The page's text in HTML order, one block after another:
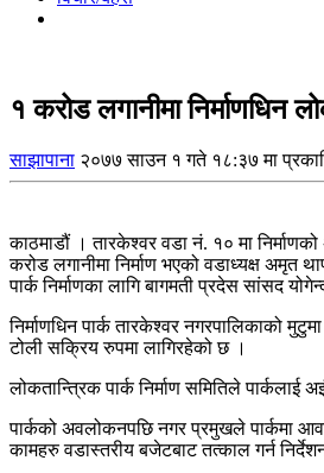
१ करोड लगानीमा निर्माणधिन
साझापाना २०७७ साउन १ गते १८:३७ मा
काठमाडौं । तारकेश्वर वडा नं. १० मा
करोड लगानीमा निर्माण भएको वडाध्यक्ष अमृत
पार्क निर्माणका लागि बागमती प्रदेस सांसद
निर्माणधिन पार्क तारकेश्वर नगरपालिकाको
टोली सक्रिय रुपमा लागिरहेको छ ।
लोकतान्त्रिक पार्क निर्माण समितिले
पार्कको अवलोकनपछि नगर प्रमुखले पार्कमा
कामहरु वडास्तरीय बजेटबाट तत्काल गर्न